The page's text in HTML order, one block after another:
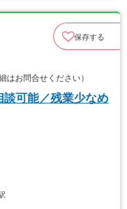
保存する
お問合せください）
談可能／残業少なめ